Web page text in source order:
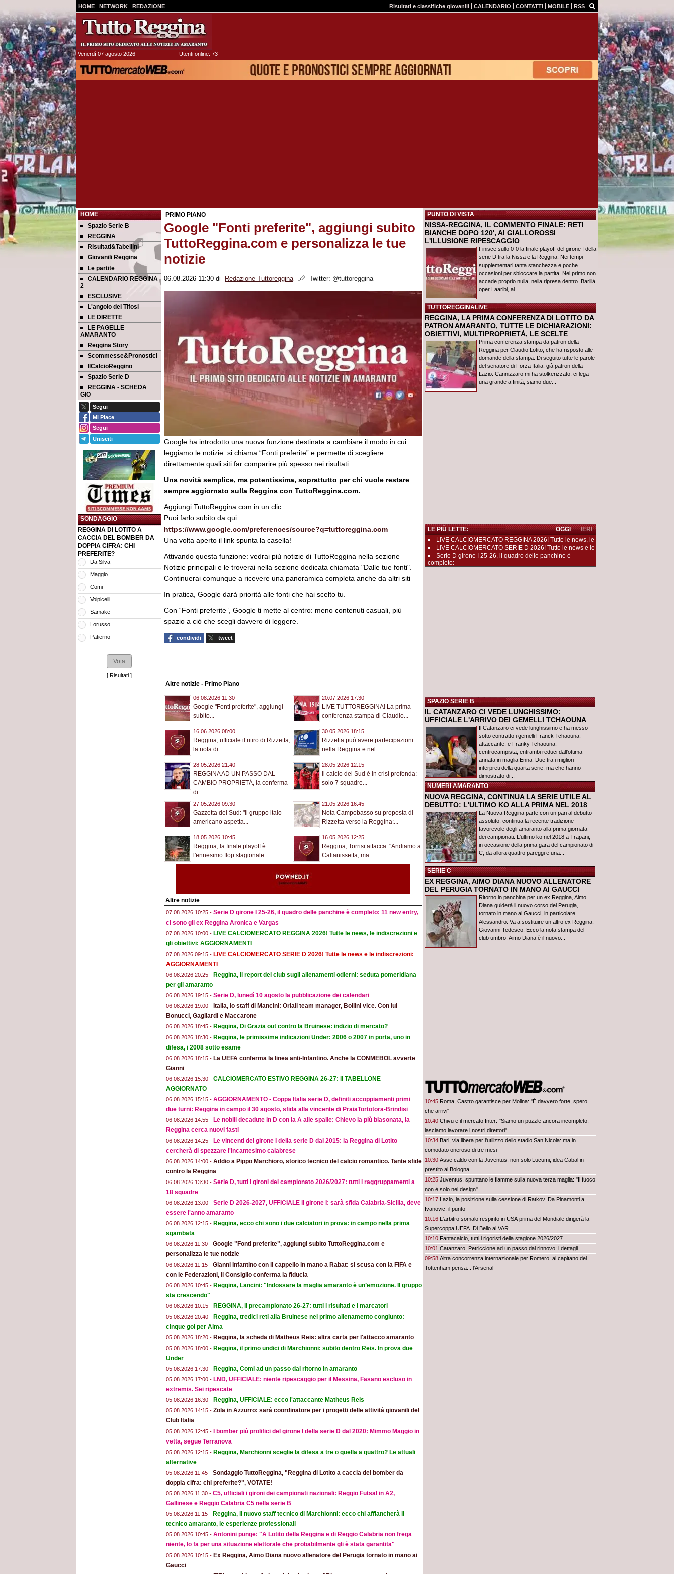
HOME NETWORK REDAZIONE Risultati e classifiche giovanili CALENDARIO CONTATTI MOBILE RSS
Venerdì 07 agosto 2026 Utenti online: 73
HOME
Spazio Serie B
REGGINA
Risultati&Tabellini
Giovanili Reggina
Le partite
CALENDARIO REGGINA
2
ESCLUSIVE
L'angolo dei Tifosi
LE DIRETTE
LE PAGELLE
AMARANTO
Reggina Story
Scommesse&Pronostici
IlCalcioReggino
Spazio Serie D
REGGINA - SCHEDA
GIO
Segui
Mi Piace
Segui
Unisciti
SONDAGGIO
REGGINA DI LOTITO A
CACCIA DEL BOMBER DA
DOPPIA CIFRA: CHI
PREFERITE?
Da Silva
Maggio
Comi
Volpicelli
Samake
Lorusso
Patierno
[ Risultati ]
PRIMO PIANO
Google "Fonti preferite", aggiungi subito
TuttoReggina.com e personalizza le tue
notizie
06.08.2026 11:30 di Redazione Tuttoreggina Twitter: @tuttoreggina
Google ha introdotto una nuova funzione destinata a cambiare il modo in cui
leggiamo le notizie: si chiama “Fonti preferite” e permette di scegliere
direttamente quali siti far comparire più spesso nei risultati.
Una novità semplice, ma potentissima, soprattutto per chi vuole restare
sempre aggiornato sulla Reggina con TuttoReggina.com.
Aggiungi TuttoReggina.com in un clic
Puoi farlo subito da qui
https://www.google.com/preferences/source?q=tuttoreggina.com
Una volta aperto il link spunta la casella!
Attivando questa funzione: vedrai più notizie di TuttoReggina nella sezione
Notizie principali e le troverai nella sezione dedicata chiamata "Dalle tue fonti".
Continuerai comunque a ricevere una panoramica completa anche da altri siti
In pratica, Google darà priorità alle fonti che hai scelto tu.
Con “Fonti preferite”, Google ti mette al centro: meno contenuti casuali, più
spazio a ciò che scegli davvero di leggere.
condividi tweet
Altre notizie - Primo Piano
06.08.2026 11:30
Google "Fonti preferite", aggiungi
subito...
20.07.2026 17:30
LIVE TUTTOREGGINA! La prima
conferenza stampa di Claudio...
16.06.2026 08:00
Reggina, ufficiale il ritiro di Rizzetta,
la nota di...
30.05.2026 18:15
Rizzetta può avere partecipazioni
nella Reggina e nel...
28.05.2026 21:40
REGGINA AD UN PASSO DAL
CAMBIO PROPRIETÀ, la conferma
di...
28.05.2026 12:15
Il calcio del Sud è in crisi profonda:
solo 7 squadre...
27.05.2026 09:30
Gazzetta del Sud: "Il gruppo italo-
americano aspetta...
21.05.2026 16:45
Nota Campobasso su proposta di
Rizzetta verso la Reggina:...
18.05.2026 10:45
Reggina, la finale playoff è
l'ennesimo flop stagionale....
16.05.2026 12:25
Reggina, Torrisi attacca: "Andiamo a
Caltanissetta, ma...
Altre notizie
07.08.2026 10:25 - Serie D girone I 25-26, il quadro delle panchine è completo: 11 new entry,
ci sono gli ex Reggina Aronica e Vargas
07.08.2026 10:00 - LIVE CALCIOMERCATO REGGINA 2026! Tutte le news, le indiscrezioni e
gli obiettivi: AGGIORNAMENTI
07.08.2026 09:15 - LIVE CALCIOMERCATO SERIE D 2026! Tutte le news e le indiscrezioni:
AGGIORNAMENTI
06.08.2026 20:25 - Reggina, il report del club sugli allenamenti odierni: seduta pomeridiana
per gli amaranto
06.08.2026 19:15 - Serie D, lunedì 10 agosto la pubblicazione dei calendari
06.08.2026 19:00 - Italia, lo staff di Mancini: Oriali team manager, Bollini vice. Con lui
Bonucci, Gagliardi e Maccarone
06.08.2026 18:45 - Reggina, Di Grazia out contro la Bruinese: indizio di mercato?
06.08.2026 18:30 - Reggina, le primissime indicazioni Under: 2006 o 2007 in porta, uno in
difesa, i 2008 sotto esame
06.08.2026 18:15 - La UEFA conferma la linea anti-Infantino. Anche la CONMEBOL avverte
Gianni
06.08.2026 15:30 - CALCIOMERCATO ESTIVO REGGINA 26-27: il TABELLONE
AGGIORNATO
06.08.2026 15:15 - AGGIORNAMENTO - Coppa Italia serie D, definiti accoppiamenti primi
due turni: Reggina in campo il 30 agosto, sfida alla vincente di PraiaTortotora-Brindisi
06.08.2026 14:55 - Le nobili decadute in D con la A alle spalle: Chievo la più blasonata, la
Reggina cerca nuovi fasti
06.08.2026 14:25 - Le vincenti del girone I della serie D dal 2015: la Reggina di Lotito
cercherà di spezzare l'incantesimo calabrese
06.08.2026 14:00 - Addio a Pippo Marchioro, storico tecnico del calcio romantico. Tante sfide
contro la Reggina
06.08.2026 13:30 - Serie D, tutti i gironi del campionato 2026/2027: tutti i raggruppamenti a
18 squadre
06.08.2026 13:00 - Serie D 2026-2027, UFFICIALE il girone I: sarà sfida Calabria-Sicilia, deve
essere l'anno amaranto
06.08.2026 12:15 - Reggina, ecco chi sono i due calciatori in prova: in campo nella prima
sgambata
06.08.2026 11:30 - Google "Fonti preferite", aggiungi subito TuttoReggina.com e
personalizza le tue notizie
06.08.2026 11:15 - Gianni Infantino con il cappello in mano a Rabat: si scusa con la FIFA e
con le Federazioni, il Consiglio conferma la fiducia
06.08.2026 10:45 - Reggina, Lancini: "Indossare la maglia amaranto è un’emozione. Il gruppo
sta crescendo"
06.08.2026 10:15 - REGGINA, il precampionato 26-27: tutti i risultati e i marcatori
05.08.2026 20:40 - Reggina, tredici reti alla Bruinese nel primo allenamento congiunto:
cinque gol per Alma
05.08.2026 18:20 - Reggina, la scheda di Matheus Reis: altra carta per l'attacco amaranto
05.08.2026 18:00 - Reggina, il primo undici di Marchionni: subito dentro Reis. In prova due
Under
05.08.2026 17:30 - Reggina, Comi ad un passo dal ritorno in amaranto
05.08.2026 17:00 - LND, UFFICIALE: niente ripescaggio per il Messina, Fasano escluso in
extremis. Sei ripescate
05.08.2026 16:30 - Reggina, UFFICIALE: ecco l'attaccante Matheus Reis
05.08.2026 14:15 - Zola in Azzurro: sarà coordinatore per i progetti delle attività giovanili del
Club Italia
05.08.2026 12:45 - I bomber più prolifici del girone I della serie D dal 2020: Mimmo Maggio in
vetta, segue Terranova
05.08.2026 12:15 - Reggina, Marchionni sceglie la difesa a tre o quella a quattro? Le attuali
alternative
05.08.2026 11:45 - Sondaggio TuttoReggina, "Reggina di Lotito a caccia del bomber da
doppia cifra: chi preferite?", VOTATE!
05.08.2026 11:30 - C5, ufficiali i gironi dei campionati nazionali: Reggio Futsal in A2,
Gallinese e Reggio Calabria C5 nella serie B
05.08.2026 11:15 - Reggina, il nuovo staff tecnico di Marchionni: ecco chi affiancherà il
tecnico amaranto, le esperienze professionali
05.08.2026 10:45 - Antonini punge: "A Lotito della Reggina e di Reggio Calabria non frega
niente, lo fa per una situazione elettorale che probabilmente gli è stata garantita"
05.08.2026 10:15 - Ex Reggina, Aimo Diana nuovo allenatore del Perugia tornato in mano ai
Gaucci
PUNTO DI VISTA
NISSA-REGGINA, IL COMMENTO FINALE: RETI
BIANCHE DOPO 120', AI GIALLOROSSI
L'ILLUSIONE RIPESCAGGIO
Finisce sullo 0-0 la finale playoff del girone I della
serie D tra la Nissa e la Reggina. Nei tempi
supplementari tanta stanchezza e poche
occasioni per sbloccare la partita. Nel primo non
accade proprio nulla, nella ripresa dentro Barillà
oper Laaribi, al...
TUTTOREGGINALIVE
REGGINA, LA PRIMA CONFERENZA DI LOTITO DA
PATRON AMARANTO, TUTTE LE DICHIARAZIONI:
OBIETTIVI, MULTIPROPRIETÀ, LE SCELTE
Prima conferenza stampa da patron della
Reggina per Claudio Lotito, che ha risposto alle
domande della stampa. Di seguito tutte le parole
del senatore di Forza Italia, già patron della
Lazio: Cannizzaro mi ha stolkerizzato, ci lega
una grande affinità, siamo due...
LE PIÙ LETTE: IERI
OGGI
LIVE CALCIOMERCATO REGGINA 2026! Tutte le news, le
LIVE CALCIOMERCATO SERIE D 2026! Tutte le news e le
Serie D girone I 25-26, il quadro delle panchine è
completo:
SPAZIO SERIE B
IL CATANZARO CI VEDE LUNGHISSIMO:
UFFICIALE L'ARRIVO DEI GEMELLI TCHAOUNA
Il Catanzaro ci vede lunghissimo e ha messo
sotto contratto i gemelli Franck Tchaouna,
attaccante, e Franky Tchaouna,
centrocampista, entrambi reduci dall'ottima
annata in maglia Enna. Due tra i migliori
interpreti della quarta serie, ma che hanno
dimostrato di...
NUMERI AMARANTO
NUOVA REGGINA, CONTINUA LA SERIE UTILE AL
DEBUTTO: L'ULTIMO KO ALLA PRIMA NEL 2018
La Nuova Reggina parte con un pari al debutto
assoluto, continua la recente tradizione
favorevole degli amaranto alla prima giornata
dei campionati. L'ultimo ko nel 2018 a Trapani,
in occasione della prima gara del campionato di
C, da allora quattro pareggi e una...
SERIE C
EX REGGINA, AIMO DIANA NUOVO ALLENATORE
DEL PERUGIA TORNATO IN MANO AI GAUCCI
Ritorno in panchina per un ex Reggina, Aimo
Diana guiderà il nuovo corso del Perugia,
tornato in mano ai Gaucci, in particolare
Alessandro. Va a sostituire un altro ex Reggina,
Giovanni Tedesco. Ecco la nota stampa del
club umbro: Aimo Diana è il nuovo...
10:45 Roma, Castro garantisce per Molina: "È davvero forte, spero
che arrivi"
10:40 Chivu e il mercato Inter: "Siamo un puzzle ancora incompleto,
lasciamo lavorare i nostri direttori"
10:34 Bari, via libera per l'utilizzo dello stadio San Nicola: ma in
comodato oneroso di tre mesi
10:30 Asse caldo con la Juventus: non solo Lucumi, idea Cabal in
prestito al Bologna
10:25 Juventus, spuntano le fiamme sulla nuova terza maglia: "Il fuoco
non è solo nel design"
10:17 Lazio, la posizione sulla cessione di Ratkov. Da Pinamonti a
Ivanovic, il punto
10:16 L'arbitro somalo respinto in USA prima del Mondiale dirigerà la
Supercoppa UEFA. Di Bello al VAR
10:10 Fantacalcio, tutti i rigoristi della stagione 2026/2027
10:01 Catanzaro, Petriccione ad un passo dal rinnovo: i dettagli
09:58 Altra concorrenza internazionale per Romero: al capitano del
Tottenham pensa... l'Arsenal